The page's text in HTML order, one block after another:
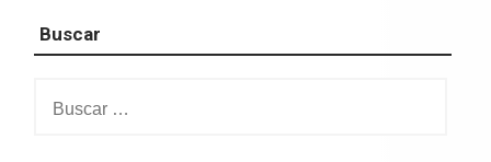
Buscar